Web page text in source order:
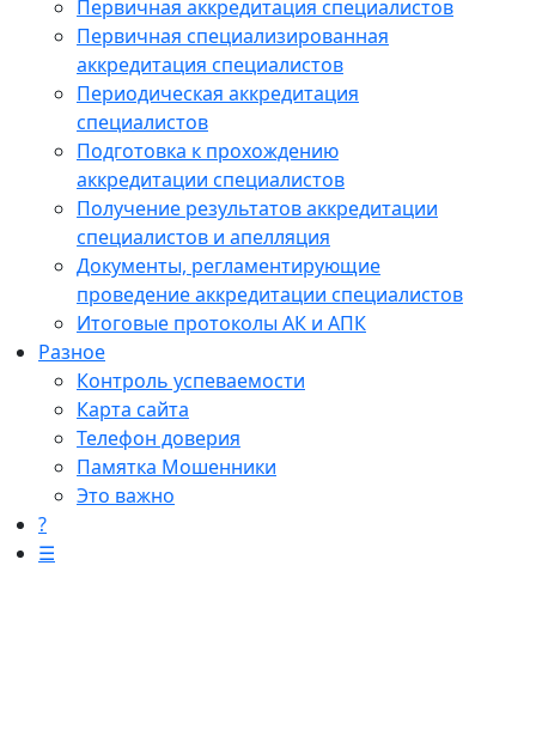
Первичная аккредитация специалистов
Первичная специализированная
аккредитация специалистов
Периодическая аккредитация
специалистов
Подготовка к прохождению
аккредитации специалистов
Получение результатов аккредитации
специалистов и апелляция
Документы, регламентирующие
проведение аккредитации специалистов
Итоговые протоколы АК и АПК
Разное
Контроль успеваемости
Карта сайта
Телефон доверия
Памятка Мошенники
Это важно
?
☰